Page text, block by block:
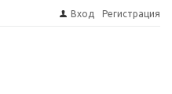
Вход Регистрация